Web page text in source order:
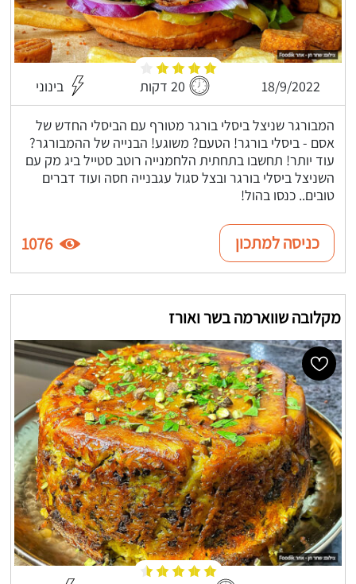
18/9/2022 20 דקות בינוני
המבורגר שניצל ביסלי בורגר מטורף עם הביסלי החדש של
אסם - ביסלי בורגר! הטעם? משוגע! הבנייה של ההמבורגר?
עוד יותר! תחשבו בתחתית הלחמנייה רוטב סטייל ביג מק עם
השניצל ביסלי בורגר ובצל סגול עגבנייה חסה ועוד דברים
טובים.. כנסו בהול!
כניסה למתכון 1076
מקלובה שווארמה בשר ואורז